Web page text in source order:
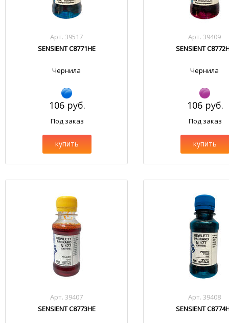
Арт. 39517
SENSIENT C8771HE
Чернила
106 руб.
Под заказ
купить
Арт. 39409
SENSIENT
Чернила
106 руб.
Под заказ
купить
Арт. 39407
SENSIENT C8773HE
Арт. 39408
SENSIENT